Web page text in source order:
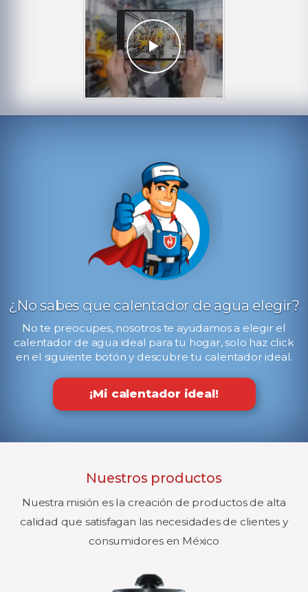
¿No sabes que calentador de agua elegir?
No te preocupes, nosotros te ayudamos a elegir el
calentador de agua ideal para tu hogar, solo haz click
en el siguiente botón y descubre tu calentador ideal.
¡Mi calentador ideal!
Nuestros productos
Nuestra misión es la creación de productos de alta
calidad que satisfagan las necesidades de clientes y
consumidores en México